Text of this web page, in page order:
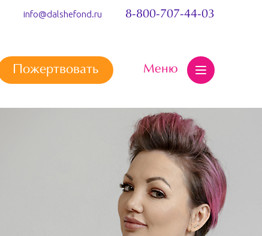
info@dalshefond.ru 8-800-707-44-03
Пожертвовать Меню